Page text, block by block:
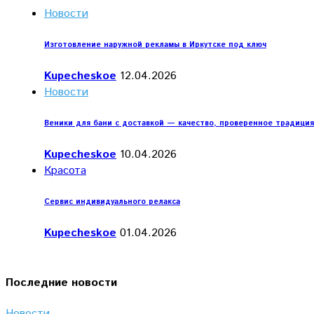
Новости
Изготовление наружной рекламы в Иркутске под ключ
Kupecheskoe 12.04.2026
Новости
Веники для бани с доставкой — качество, проверенное
Kupecheskoe 10.04.2026
Красота
Сервис индивидуального релакса
Kupecheskoe 01.04.2026
Последние новости